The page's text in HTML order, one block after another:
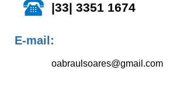
|33| 3351 1674
E-mail:
oabraulsoares@gmail.com